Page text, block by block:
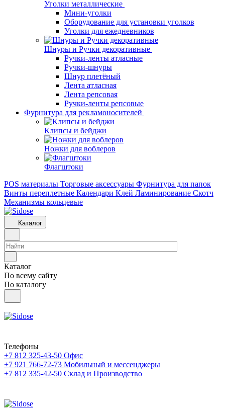
Уголки металлические
Мини-уголки
Оборудование для установки уголков
Уголки для ежедневников
Шнуры и Ручки декоративные
Ручки-ленты атласные
Ручки-шнуры
Шнур плетёный
Лента атласная
Лента репсовая
Ручки-ленты репсовые
Фурнитура для рекламоносителей
Клипсы и бeйджи
Ножки для воблеров
Флагштоки
POS материалы Торговые аксессуары Фурнитура для папок
Винты переплетные Календари Клей Ламинирование Скотч
Механизмы кольцевые
Каталог
Каталог
По всему сайту
По каталогу
Телефоны
+7 812 325-43-50 Офис
+7 921 766-72-73 Мобильный и мессенджеры
+7 812 335-42-50 Склад и Производство